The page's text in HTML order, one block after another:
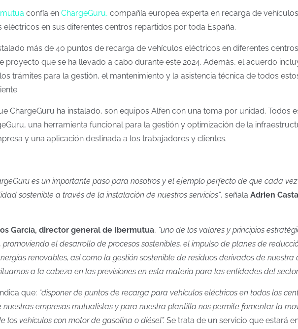
confía en ChargeGuru, compañía europea experta en recarga de
en sus diferentes centros repartidos por toda España.
más de 40 puntos de recarga de vehículos eléctricos en diferentes
proyecto que se ha llevado a cabo durante este 2024. Además, el acuerdo
trámites para la gestión, el mantenimiento y la asistencia técnica de todos
ChargeGuru ha instalado, son equipos Alfen con una toma por unidad. Todos
una herramienta funcional para la gestión y optimización de la
y una aplicación destinada a los trabajadores y clientes.
es un importante paso para nosotros y el ejemplo perfecto de que cada
sostenible a través de la instalación de nuestros servicios”, señala Adrien
García, director general de Ibermutua, “uno de los valores y principios
el desarrollo de procesos sostenibles, el impulso de planes de
renovables, así como la gestión sostenible de residuos derivados de
a la cabeza en las previsiones en esta materia para las entidades del
que: “disponer de puntos de recarga para vehículos eléctricos en todos los
empresas mutualistas y para nuestra plantilla nos permite fomentar la
los vehículos con motor de gasolina o diésel”. Se trata de un servicio que estará